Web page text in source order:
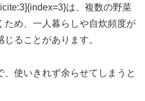
は、複数の野菜
ため、一人暮らしや自炊頻度が
ることがあります。
使いきれず余らせてしまうと